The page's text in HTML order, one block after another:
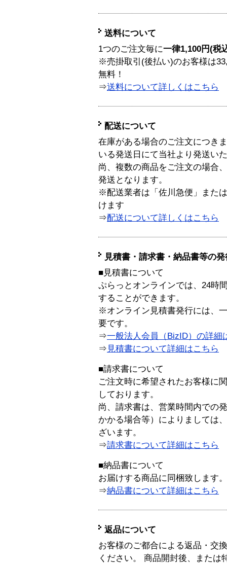
送料について
1つのご注文毎に一律1,100円(税
※売掛取引(後払い)のお客様は
無料！
⇒送料について詳しくはこちら
配送について
在庫がある場合のご注文につき
いる発送日にて当社より発送い
尚、複数の商品をご注文の場合
発送となります。
※配送業者は「佐川急便」また
けます
⇒配送について詳しくはこちら
見積書・請求書・納品書等の
■見積書について
ぷらっとオンラインでは、24時
することができます。
※オンライン見積書発行には、
要です。
⇒一般法人会員（BizID）の詳細
⇒ 見積書について詳細はこちら
■請求書について
ご注文時に希望されたお客様に
しております。
尚、請求書は、営業時間内での
かかる場合等）によりましては
ざいます。
⇒請求書について詳細はこちら
■納品書について
お届けする商品に同梱致します。
⇒納品書について詳細はこちら
返品について
お客様のご都合による返品・交
ください。 商品開封後、または